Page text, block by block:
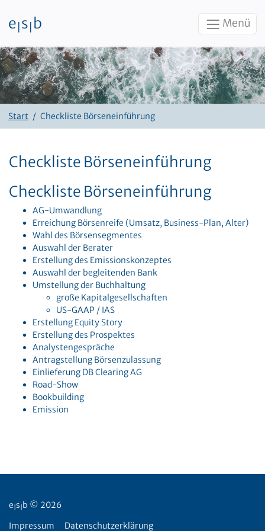
Zum Inhalt
e s b Menü
Start Checkliste Börseneinführung
Checkliste Börseneinführung
Checkliste Börseneinführung
AG-Umwandlung
Erreichung Börsenreife (Umsatz, Business-Plan, Alter)
Wahl des Börsensegmentes
Auswahl der Berater
Erstellung des Emissionskonzeptes
Auswahl der begleitenden Bank
Umstellung der Buchhaltung
große Kapitalgesellschaften
US-GAAP / IAS
Erstellung Equity Story
Erstellung des Prospektes
Analystengespräche
Antragstellung Börsenzulassung
Einlieferung DB Clearing AG
Road-Show
Bookbuilding
Emission
e s b © 2026
Impressum
Datenschutzerklärung